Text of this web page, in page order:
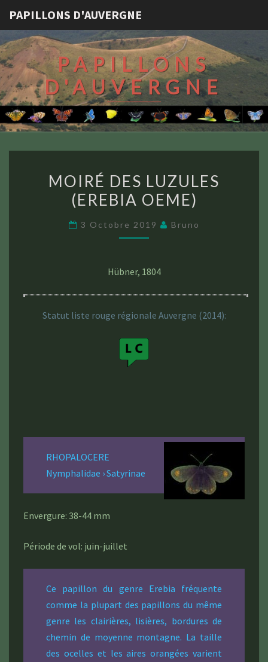
PAPILLONS D'AUVERGNE
PAPILLONS
D'AUVERGNE
DES
LUZULES
OEME)
MOIRÉ DES LUZULES
(EREBIA OEME)
3 Octobre 2019 Bruno
Hübner, 1804
Statut liste rouge régionale Auvergne (2014):
RHOPALOCERE
Nymphalidae › Satyrinae
Envergure: 38-44 mm
Période de vol: juin-juillet
Ce papillon du genre Erebia fréquente
comme la plupart des papillons du même
genre les clairières, lisières, bordures de
chemin de moyenne montagne. La taille
des ocelles et les aires orangées varient